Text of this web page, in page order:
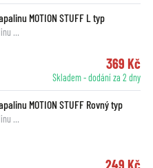
MOTION STUFF L typ
…
369 Kč
Skladem - dodání za 2 dny
MOTION STUFF Rovný typ
…